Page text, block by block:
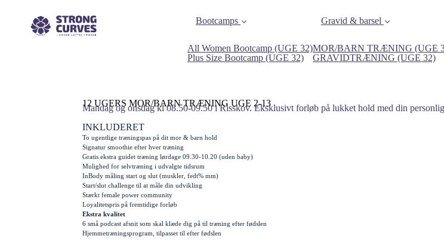
Bootcamps
All Women Bootcamp (UGE 32)
Plus Size Bootcamp (UGE 32)
Gravid & barsel
MOR/BARN TRÆNING (UGE
GRAVIDTRÆNING (UGE 32)
12 UGERS MOR/BARN TRÆNING UGE 2-13
Mandag og onsdag kl 08.50-09.50 i Risskov. Eksklusivt forløb på lukket hold med din
INKLUDERET
To ugentlige træningspas på dit mor & barn hold
Signatur smoothie efter hver træning
Gratis ekstra guidet træning lørdage 09.30-10.20 (uden baby)
Mulighed for selvtræning i udvalgte tidsrum
InBody måling start og slut (muskler, fedt% mm)
Start/slut challenge til at måle din udvikling
Stærkt female power community
Loyalitetspris på fremtidige forløb
Ekstra kvalitet
6 små podcast afsnit som skal klæde dig på til træning efter fødslen
Hjemmetræningsprogram, tilpasset til efter fødslen